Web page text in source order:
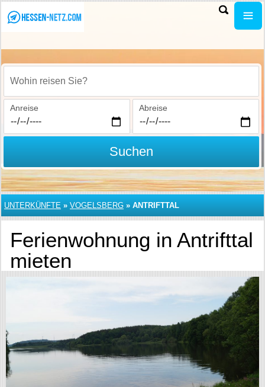
Wohin reisen Sie?
Anreise Abreise
Suchen
UNTERKÜNFTE » VOGELSBERG » ANTRIFTTAL
Ferienwohnung in Antrifttal
mieten